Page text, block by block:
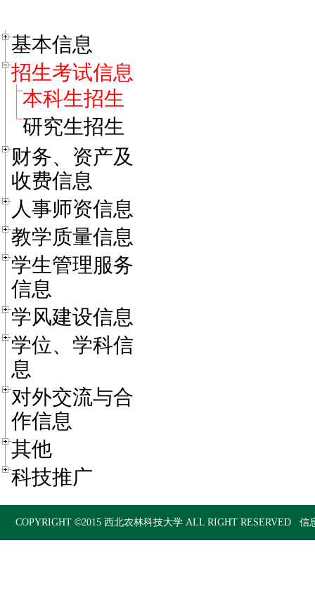
基本信息
招生考试信息
本科生招生
研究生招生
财务、资产及
收费信息
人事师资信息
教学质量信息
学生管理服务
信息
学风建设信息
学位、学科信
息
对外交流与合
作信息
其他
科技推广
COPYRIGHT©2015西北农林科技大学 ALL RIGHT RESERVED 信